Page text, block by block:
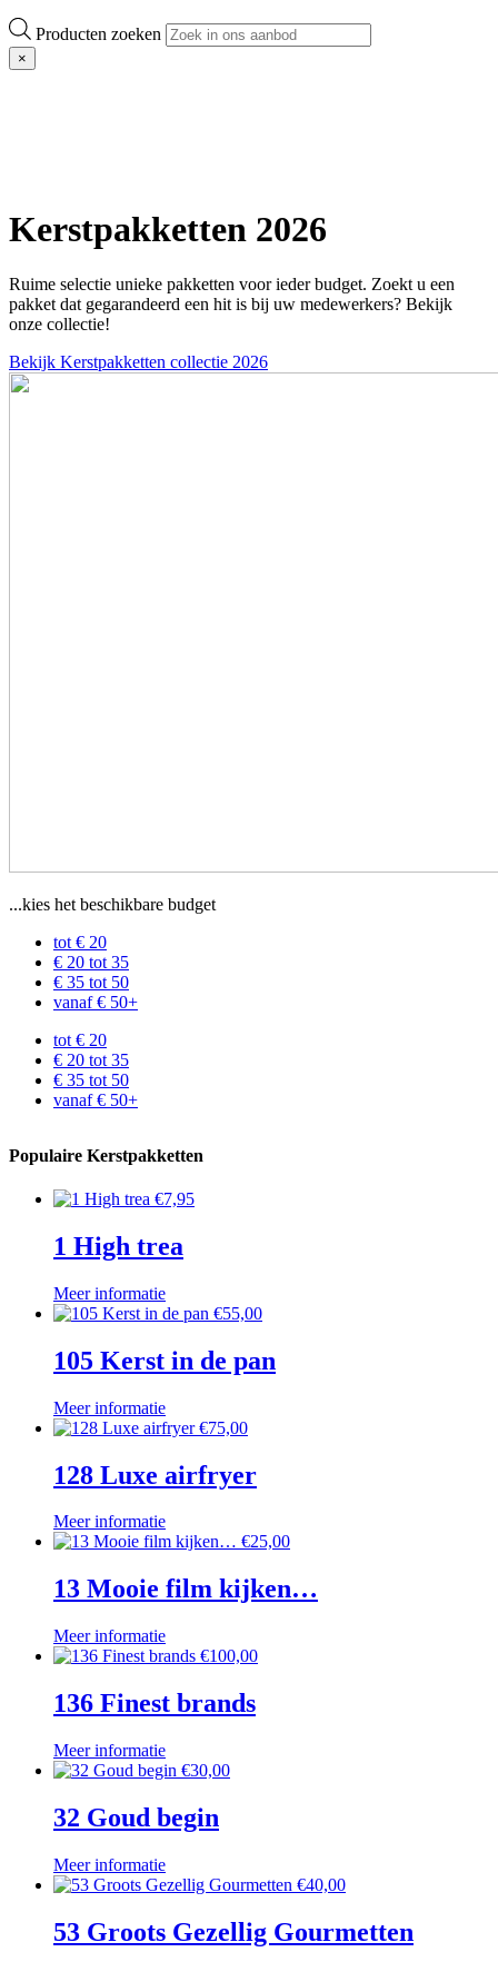
Producten zoeken
×
Kerstpakketten 2026
Ruime selectie unieke pakketten voor ieder budget. Zoekt u een
pakket dat gegarandeerd een hit is bij uw medewerkers? Bekijk
onze collectie!
Bekijk Kerstpakketten collectie 2026
...kies het beschikbare budget
tot € 20
€ 20 tot 35
€ 35 tot 50
vanaf € 50+
tot € 20
€ 20 tot 35
€ 35 tot 50
vanaf € 50+
Populaire Kerstpakketten
€7,95
1 High trea
Meer informatie
€55,00
105 Kerst in de pan
Meer informatie
€75,00
128 Luxe airfryer
Meer informatie
€25,00
13 Mooie film kijken…
Meer informatie
€100,00
136 Finest brands
Meer informatie
€30,00
32 Goud begin
Meer informatie
€40,00
53 Groots Gezellig Gourmetten